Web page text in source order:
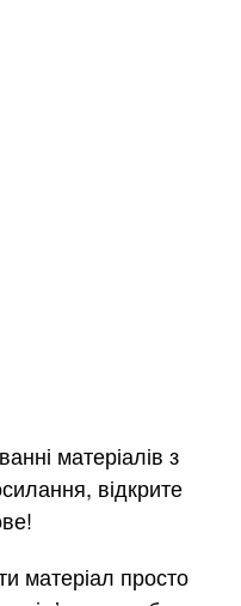
матеріалів з
відкрите
матеріал просто